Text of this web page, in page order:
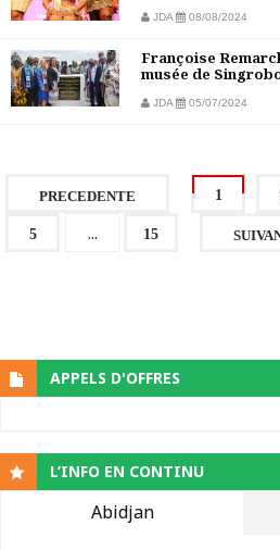
JDA 08/08/2024
Françoise
musée de
JDA 05/07/2024
PRECEDENTE 1
5 ... 15
APPELS D'OFFRES
L’INFO EN CONTINU
Abidjan